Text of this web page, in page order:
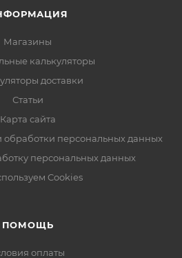
Магазины
калькуляторы
доставки
Статьи
Карта сайта
персональных данных
персональных данных
Cookies
ПОМОЩЬ
оплаты